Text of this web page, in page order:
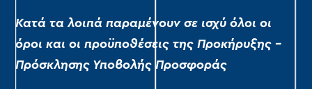
Κατά τα λοιπά παραμένουν σε ισχύ όλοι οι
όροι και οι προϋποθέσεις της Προκήρυξης –
Πρόσκλησης Υποβολής Προσφοράς